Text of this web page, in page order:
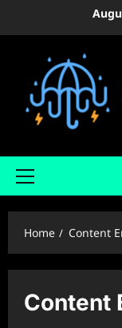
Primary
Home Content
Content